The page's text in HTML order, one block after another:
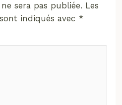
sera pas publiée. Les
indiqués avec *